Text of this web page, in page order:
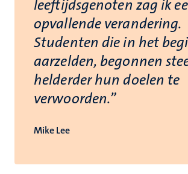
leeftijdsgenoten zag ik
opvallende verandering.
Studenten die in het
aarzelden, begonnen
helderder hun doelen te
verwoorden.”
Mike Lee